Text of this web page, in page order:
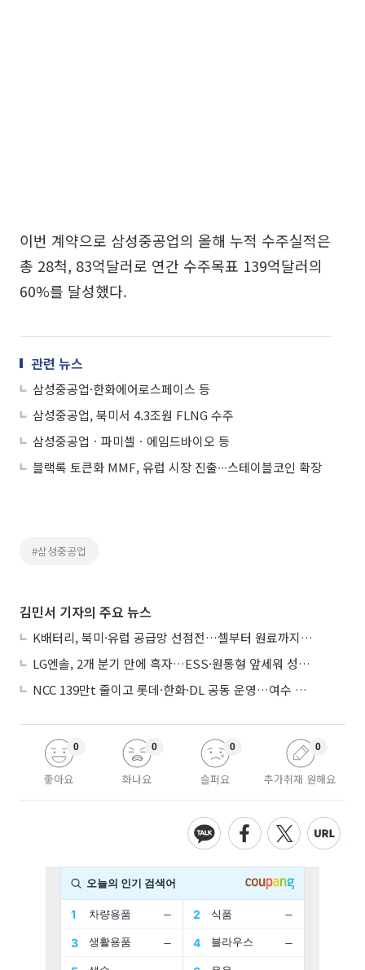
이번 계약으로 삼성중공업의 올해 누적 수주실적은
총 28척, 83억달러로 연간 수주목표 139억달러의
60%를 달성했다.
관련 뉴스
삼성중공업·한화에어로스페이스 등
삼성중공업, 북미서 4.3조원 FLNG 수주
삼성중공업ㆍ파미셀ㆍ에임드바이오 등
블랙록 토큰화 MMF, 유럽 시장 진출∙∙∙스테이블코인 확장
#삼성중공업
김민서 기자의 주요 뉴스
K배터리, 북미·유럽 공급망 선점전…셀부터 원료까지 현지화
LG엔솔, 2개 분기 만에 흑자…ESS·원통형 앞세워 성장 가속
NCC 139만t 줄이고 롯데·한화·DL 공동 운영…여수 1호 본궤도
좋아요
0
화나요
0
슬퍼요
0
추가취재 원해요
0